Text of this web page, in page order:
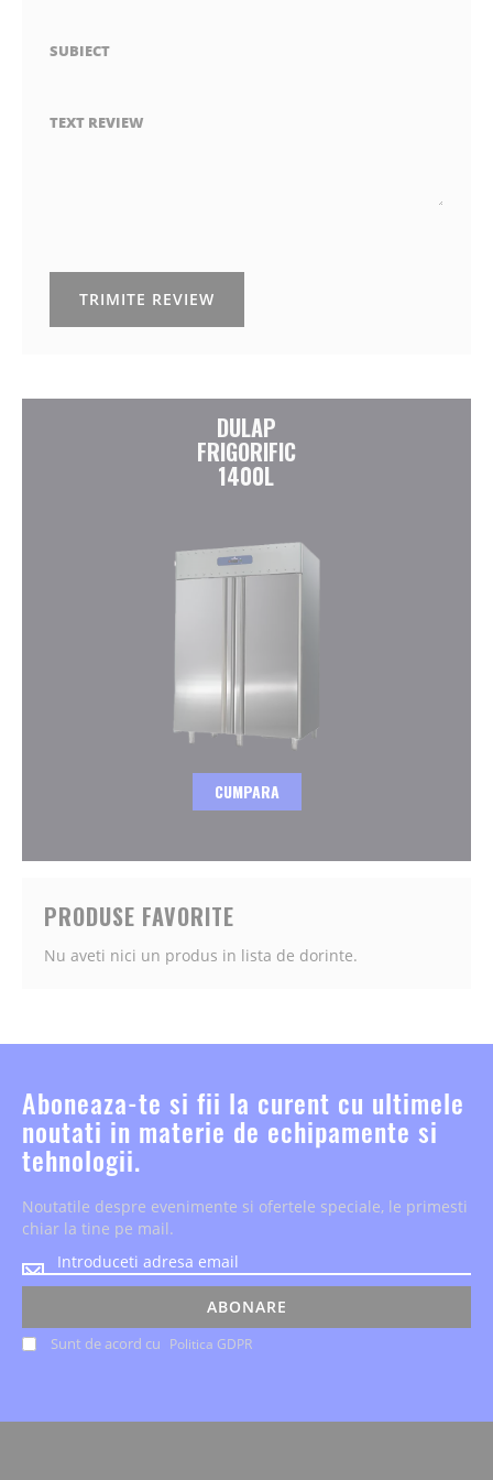
SUBIECT
TEXT REVIEW
TRIMITE REVIEW
DULAP
FRIGORIFIC
1400L
CUMPARA
PRODUSE FAVORITE
Nu aveti nici un produs in lista de dorinte.
Aboneaza-te si fii la curent cu ultimele
noutati in materie de echipamente si
tehnologii.
Noutatile despre evenimente si ofertele speciale, le primesti
chiar la tine pe mail.
Noutatile
despre
si
oferteleSunt de acord cu Politica GDPR
ABONARE